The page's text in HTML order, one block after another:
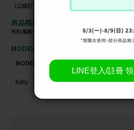
（公版尺寸指南可參考商品照）
商品描述：
布料偏軟 / 材質偏薄 / 布料彈性 /
MODEL資訊：
MODEL 身高
Kelly 162cm 48kg 42cm 82cm